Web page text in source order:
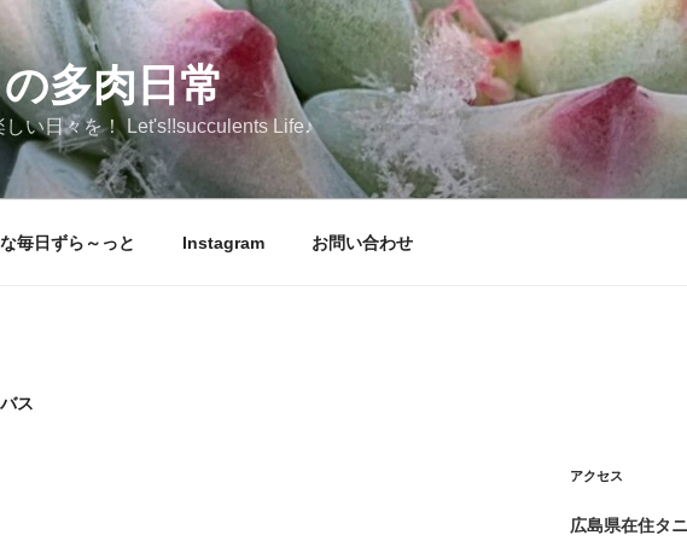
多肉日常
い日々を！ Let's!!succulents Life♪
毎日ずら～っと Instagram お問い合わせ
ス
アクセス
広島県在住タ